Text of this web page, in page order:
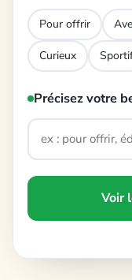
Pour offrir
Curieux
Précisez votre
Voir